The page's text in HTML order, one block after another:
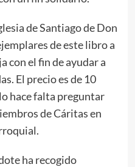
de Santiago de Don
de este libro a
con el fin de ayudar a
El precio es de 10
hace falta preguntar
de Cáritas en
ha recogido